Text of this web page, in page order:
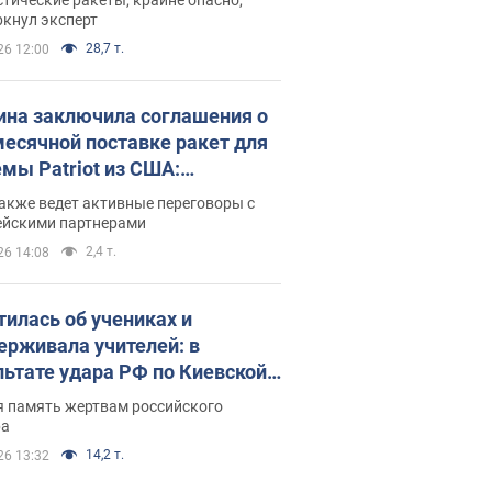
эксперт
12:00 28,7 т.
заключила соглашения о
поставке ракет для
Patriot из США:
раскрыл подробности
ведет активные переговоры с
партнерами
14:08 2,4 т.
об учениках и
учителей: в
удара РФ по Киевской
погибли директор
лицея, её муж и внук
память жертвам российского
13:32 14,2 т.